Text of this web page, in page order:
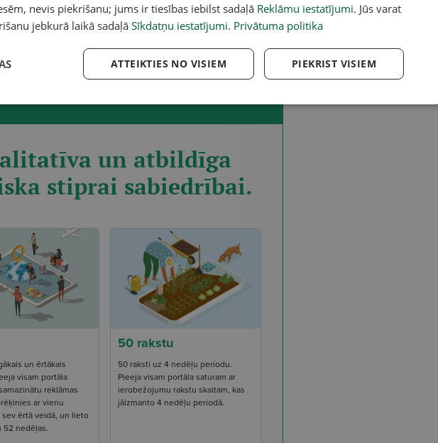
abonementu!
un atbildīga
stiprai sabiedrībai.
un ērtākais
visam portāla
reklāmas
ar vienu
sev ērtā veidā, un lieto
52 nedēļas.
50 rakstu
50 raksti uz 4 nedēļu periodu.
Pieeja visam portāla saturam ar
ierobežojumu rakstu skaitam, kas
jāizmanto 4 nedēļu periodā.
nevis piekrišanu; jums ir tiesības iebilst sadaļā Reklāmu iestatījumi. Jūs varat
jebkurā laikā sadaļāSīkdatņu iestatījumi. Privātuma politika
PIEKRIST VISIEM
ATTEIKTIES NO VISIEM